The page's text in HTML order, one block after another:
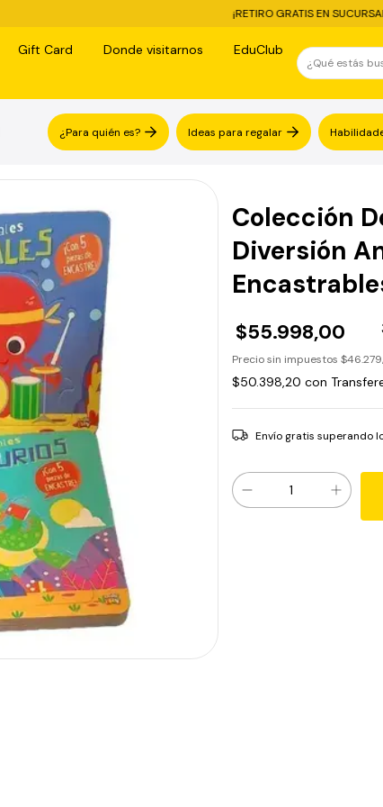
¡RETIRO GRATIS EN SUCURSAL! - 3 CUOTAS
Gift Card Donde visitarnos
EduClub
¿Para quién es? Ideas para regalar
Colección
Diversión
$55.998,00
Precio sin impuestos
$50.398,20 con
Envío gratis superando